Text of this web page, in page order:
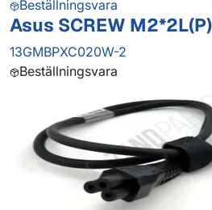
Beställningsvara
Asus SCREW
13GMBPXC020W-2
Beställningsvara